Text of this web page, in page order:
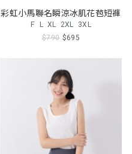
彩虹小馬聯名瞬涼冰肌花苞短褲
F L XL 2XL 3XL
$790 $695